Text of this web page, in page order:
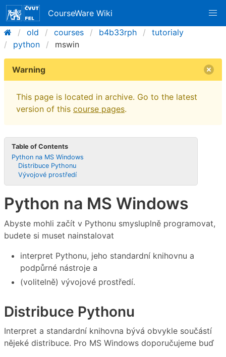
CourseWare Wiki
old
courses b4b33rph
tutorialy
python
mswin
Warning
This page is located in archive. Go to the latest
version of this course pages.
Table of Contents
Python na MS Windows
Distribuce Pythonu
Vývojové prostředí
Python na MS Windows
Abyste mohli začít v Pythonu smysluplně programovat,
budete si muset nainstalovat
interpret Pythonu, jeho standardní knihovnu a
podpůrné nástroje a
(volitelně) vývojové prostředí.
Distribuce Pythonu
Interpret a standardní knihovna bývá obvykle součástí
nějeké distribuce. Pro MS Windows doporučujeme buď